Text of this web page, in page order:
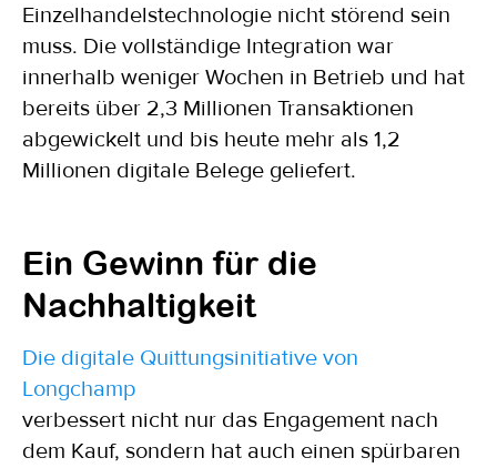
Einzelhandelstechnologie nicht störend sein
muss. Die vollständige Integration war
innerhalb weniger Wochen in Betrieb und hat
bereits über 2,3 Millionen Transaktionen
abgewickelt und bis heute mehr als 1,2
Millionen digitale Belege geliefert.
Ein Gewinn für die
Nachhaltigkeit
Die digitale Quittungsinitiative von
Longchamp
verbessert nicht nur das Engagement nach
dem Kauf, sondern hat auch einen spürbaren